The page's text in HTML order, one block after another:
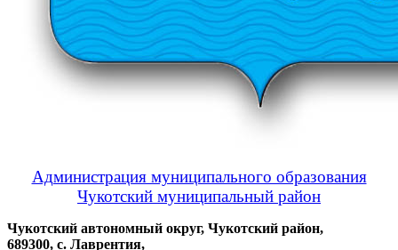
Администрация муниципального образования
Чукотский муниципальный район
Чукотский автономный округ, Чукотский район,
689300, с. Лаврентия,